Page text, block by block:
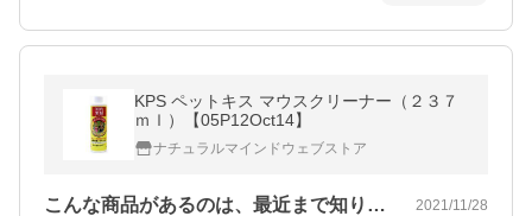
KPS ペットキス マウスクリーナー（２３７
ｍｌ）【05P12Oct14】
ナチュラルマインドウェブストア
こんな商品があるのは、最近まで知りませ… 2021/11/28